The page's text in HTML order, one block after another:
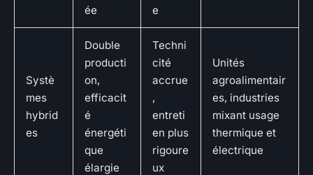
ée
e
Systè
mes
hybrid
es
Double
producti
on,
efficacit
é
énergéti
que
élargie
Techni
cité
accrue
,
entreti
en plus
rigoure
ux
Unités
agroalimentair
es, industries
mixant usage
thermique et
électrique